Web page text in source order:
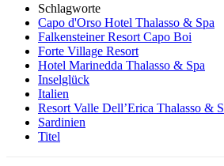
Schlagworte
Capo d'Orso Hotel Thalasso & Spa
Falkensteiner Resort Capo Boi
Forte Village Resort
Hotel Marinedda Thalasso & Spa
Inselglück
Italien
Resort Valle Dell’Erica Thalasso &
Sardinien
Titel